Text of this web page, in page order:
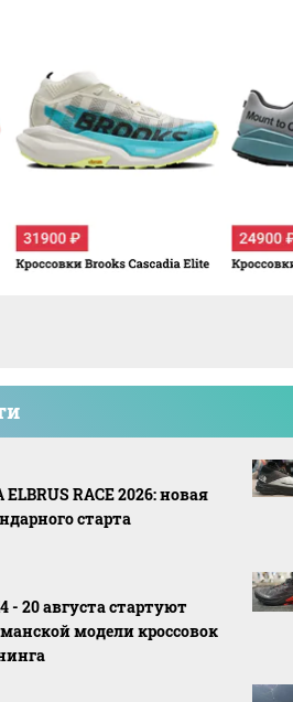
RACE 2026: новая
старта
- 20 августа стартуют
модели кроссовок